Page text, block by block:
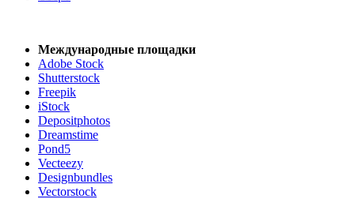
Международные площадки
Adobe Stock
Shutterstock
Freepik
iStock
Depositphotos
Dreamstime
Pond5
Vecteezy
Designbundles
Vectorstock